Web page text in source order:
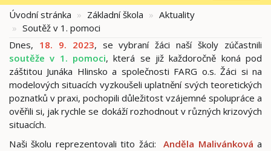
Úvodní stránka Základní škola
Aktuality
Soutěž v 1. pomoci
Dnes, 18. 9. 2023, se vybraní žáci naší školy zúčastnili
soutěže v 1. pomoci, která se již každoročně koná pod
záštitou Junáka Hlinsko a společnosti FARG o.s. Žáci si na
modelových situacích vyzkoušeli uplatnění svých teoretických
poznatků v praxi, pochopili důležitost vzájemné spolupráce a
ověřili si, jak rychle se dokáží rozhodnout v různých krizových
situacích.
Naši školu reprezentovali tito žáci:Anděla Malivánková a